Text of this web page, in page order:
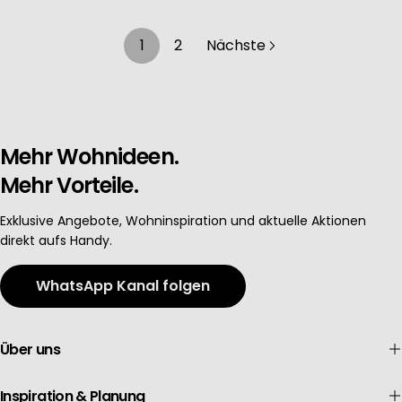
1 2 Nächste
Mehr Wohnideen.
Mehr Vorteile.
Exklusive Angebote, Wohninspiration und aktuelle Aktionen
direkt aufs Handy.
WhatsApp Kanal folgen
Über uns
Inspiration & Planung